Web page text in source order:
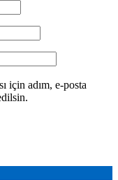
için adım, e-posta